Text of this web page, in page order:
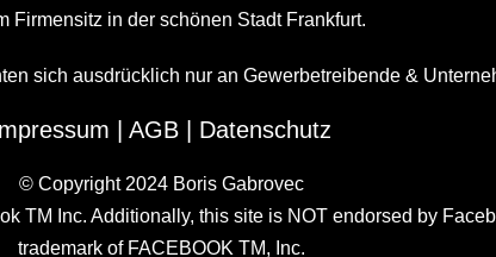
Firmensitz in der schönen Stadt Frankfurt.
sich ausdrücklich nur an Gewerbetreibende &
AGB Datenschutz
© Copyright 2024 Boris Gabrovec
TM Inc. Additionally, this site is NOT endorsed by
trademark of FACEBOOK TM, Inc.